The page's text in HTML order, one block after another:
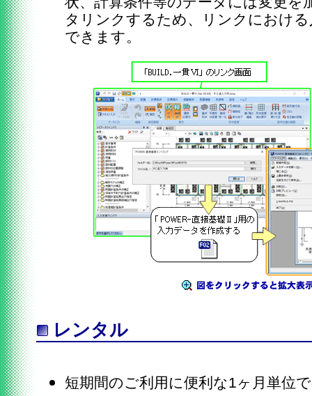
タリンクするため、リンクにおけ
できます。
レンタル
短期間のご利用に便利な1ヶ月単位